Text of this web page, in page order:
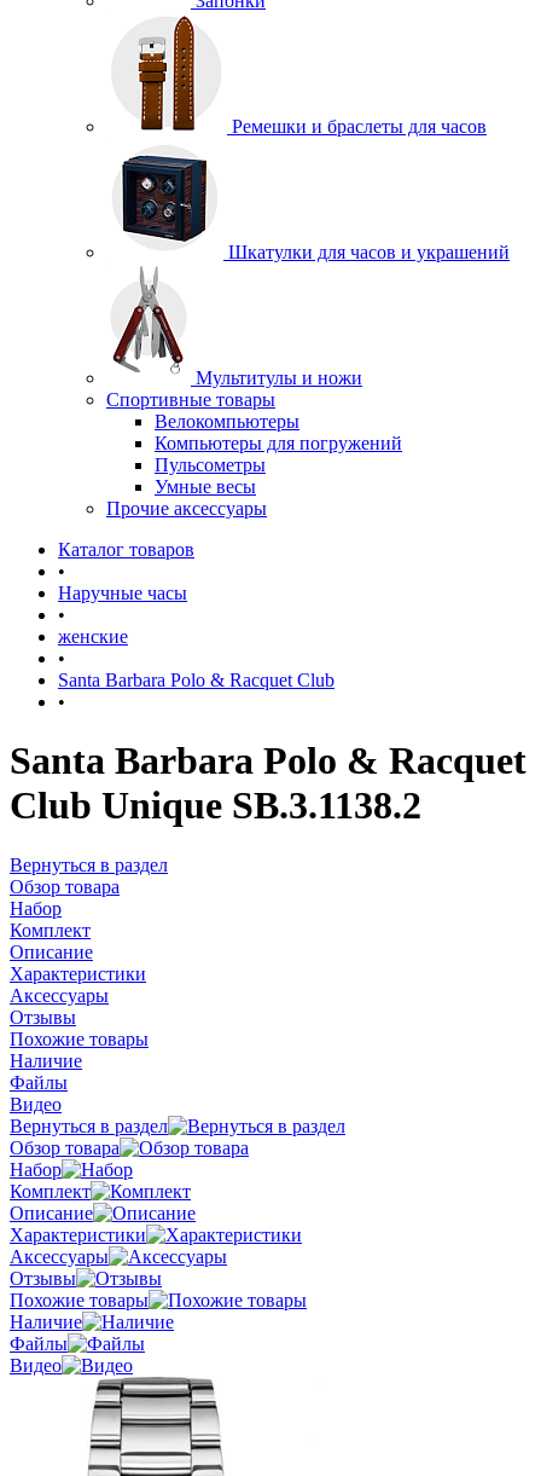
Ремешки и браслеты для часов
Шкатулки для часов и украшений
Мультитулы и ножи
Спортивные товары
Велокомпьютеры
Компьютеры для погружений
Пульсометры
Умные весы
Прочие аксессуары
Каталог товаров
•
Наручные часы
•
женские
•
Santa Barbara Polo & Racquet Club
•
Santa Barbara Polo & Racquet
Club Unique SB.3.1138.2
Вернуться в раздел
Обзор товара
Набор
Комплект
Описание
Характеристики
Аксессуары
Отзывы
Похожие товары
Наличие
Файлы
Видео
Вернуться в раздел
Обзор товара
Набор
Комплект
Описание
Характеристики
Аксессуары
Отзывы
Похожие товары
Наличие
Файлы
Видео